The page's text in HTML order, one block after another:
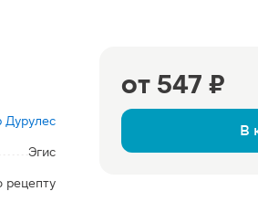
от 547 ₽
В
Эгис
рецепту